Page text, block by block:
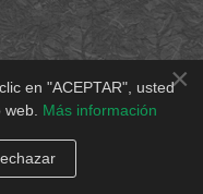
×
en "ACEPTAR", usted
Más información